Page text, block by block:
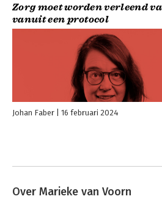
Zorg moet worden verleend
vanuit een protocol
Johan Faber 16 februari 2024
Over Marieke van Voorn